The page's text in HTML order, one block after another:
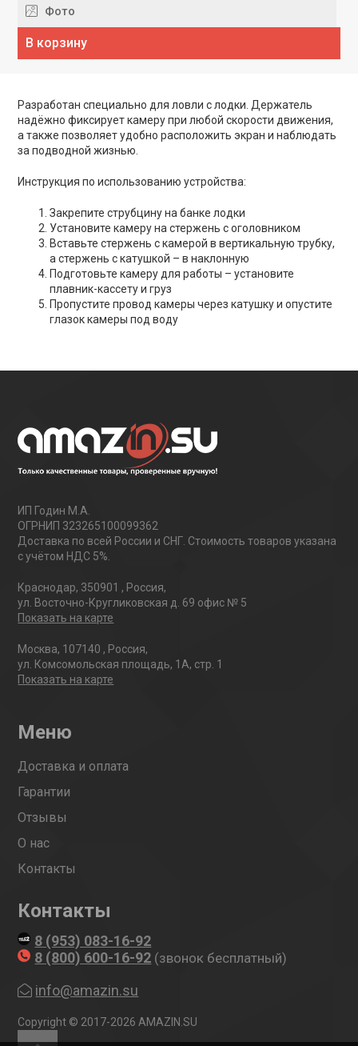
Фото
В корзину
Разработан специально для ловли с лодки. Держатель
надёжно фиксирует камеру при любой скорости движения,
а также позволяет удобно расположить экран и наблюдать
за подводной жизнью.
Инструкция по использованию устройства:
Закрепите струбцину на банке лодки
Установите камеру на стержень с оголовником
Вставьте стержень с камерой в вертикальную трубку,
а стержень с катушкой – в наклонную
Подготовьте камеру для работы – установите
плавник-кассету и груз
Пропустите провод камеры через катушку и опустите
глазок камеры под воду
ИП Годин М.А.
ОГРНИП 323265100099362
Доставка по всей России и СНГ. Стоимость товаров указана
с учётом НДС 5%.
Краснодар, 350901 , Россия,
ул. Восточно-Кругликовская д. 69 офис № 5
Показать на карте
Москва, 107140 , Россия,
ул. Комсомольская площадь, 1А, стр. 1
Показать на карте
Меню
Доставка и оплата
Гарантии
Отзывы
О нас
Контакты
Контакты
8 (953) 083-16-92
8 (800) 600-16-92 (звонок бесплатный)
info@amazin.su
Copyright © 2017-2026 AMAZIN.SU